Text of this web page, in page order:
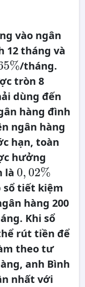
vào ngân
12 tháng và
%/tháng.
tròn 8
dùng đến
hàng đình
ngân hàng
hạn, toàn
hưởng
là 0, 02%
0
,
02
%
sổ tiết kiệm
hàng 200
Khi sổ
rút tiền để
theo tư
anh Bình
nhất với